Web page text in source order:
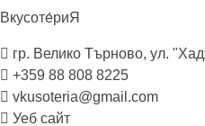
Вкусоте́риЯ
гр. Велико Търново, ул.
+359 88 808 8225
vkusoteria@gmail.com
Уеб сайт